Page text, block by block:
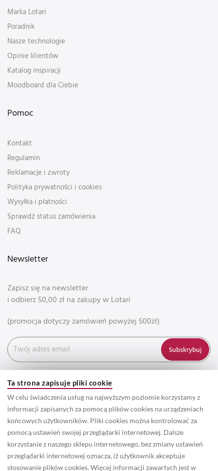
Ta strona zapisuje pliki cookie
W celu świadczenia usług na najwyższym poziomie korzystamy z
informacji zapisanych za pomocą plików cookies na urządzeniach
końcowych użytkowników. Pliki cookies można kontrolować za
pomocą ustawień swojej przeglądarki internetowej. Dalsze
korzystanie z naszego sklepu internetowego, bez zmiany ustawień
przeglądarki internetowej oznacza, iż użytkownik akceptuje
stosowanie plików cookies. Więcej informacji zawartych jest w
Marka Lotari
Poradnik
Nasze technologie
Opinie klientów
Katalog inspiracji
Moodboard dla Ciebie
Pomoc
Kontakt
Regulamin
Reklamacje i zwroty
Polityka prywatności i cookies
Wysyłka i płatności
Sprawdź status zamówienia
FAQ
Newsletter
Zapisz się na newsletter
i odbierz 50,00 zł na zakupy w Lotari
(promocja dotyczy zamówień powyżej 500zł)
Subskrybuj
© 2022 Prawa autorskie do wszystkich informacji oraz zdjęć